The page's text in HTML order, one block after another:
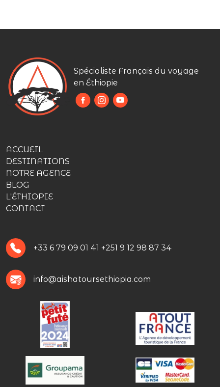
Spécialiste Français du voyage
en Éthiopie
ACCUEIL
DESTINATIONS
NOTRE AGENCE
BLOG
L'ÉTHIOPIE
CONTACT
+33 6 79 09 01 41 +251 9 12 98 87 34
info@aishatoursethiopia.com